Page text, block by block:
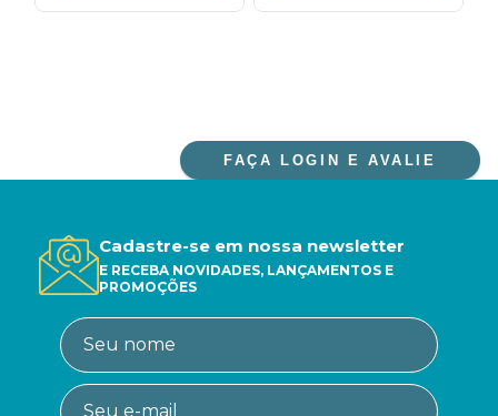
FAÇA LOGIN E AVALIE
Cadastre-se em nossa newsletter
E RECEBA NOVIDADES, LANÇAMENTOS E
PROMOÇÕES